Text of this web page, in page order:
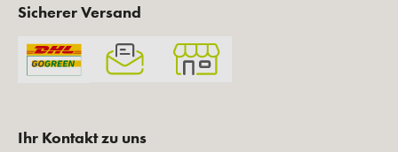
Sicherer Versand
Ihr Kontakt zu uns